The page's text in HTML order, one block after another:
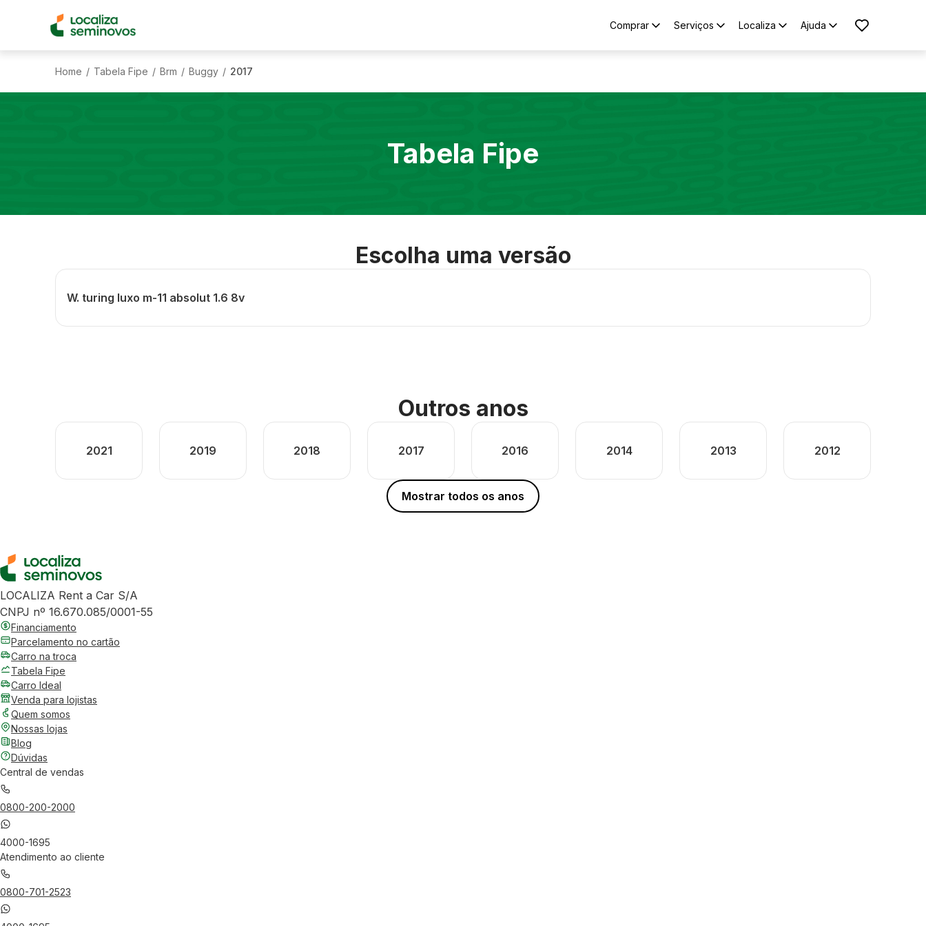
Comprar Serviços Localiza Ajuda
Home / Tabela Fipe / Brm / Buggy / 2017
Tabela Fipe
Escolha uma versão
W. turing luxo m-11 absolut 1.6 8v
Outros anos
2021 2019 2018 2017 2016 2014 2013 2012
Mostrar todos os anos
LOCALIZA Rent a Car S/A
CNPJ nº 16.670.085/0001-55
Financiamento
Parcelamento no cartão
Carro na troca
Tabela Fipe
Carro Ideal
Venda para lojistas
Quem somos
Nossas lojas
Blog
Dúvidas
Central de vendas
0800-200-2000
4000-1695
Atendimento ao cliente
0800-701-2523